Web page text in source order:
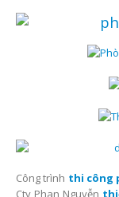
Công trình thi công
Cty Phan Nguyễn